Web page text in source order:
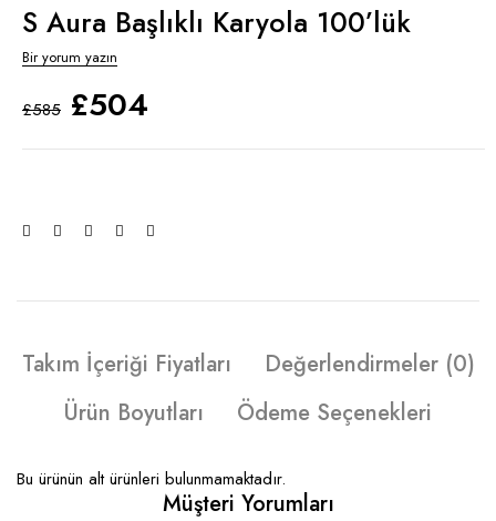
S Aura Başlıklı Karyola 100’lük
Bir yorum yazın
£585 £504
Takım İçeriği Fiyatları
Değerlendirmeler (0)
Ürün Boyutları
Ödeme Seçenekleri
Bu ürünün alt ürünleri bulunmamaktadır.
Müşteri Yorumları